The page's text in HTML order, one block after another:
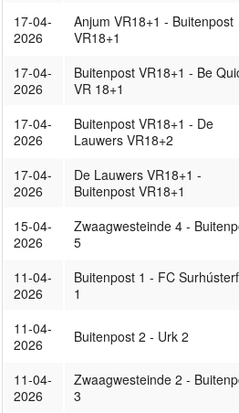
17-04-
2026
Anjum VR18+1 - Buitenpost
VR18+1
17-04-
2026
Buitenpost VR18+1 - Be
VR 18+1
17-04-
2026
Buitenpost VR18+1 - De
Lauwers VR18+2
17-04-
2026
De Lauwers VR18+1 -
Buitenpost VR18+1
15-04-
2026
Zwaagwesteinde 4 -
5
11-04-
2026
Buitenpost 1 - FC
1
11-04-
2026
Buitenpost 2 - Urk 2
11-04-
2026
Zwaagwesteinde 2 -
3